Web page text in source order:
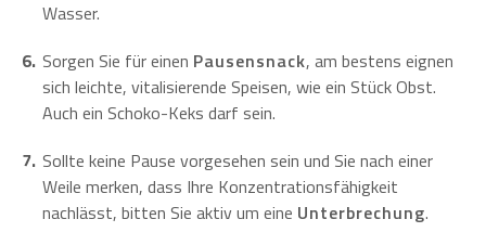
Wasser.
Sorgen Sie für einen Pausensnack, am bestens eignen
sich leichte, vitalisierende Speisen, wie ein Stück Obst.
Auch ein Schoko-Keks darf sein.
Sollte keine Pause vorgesehen sein und Sie nach einer
Weile merken, dass Ihre Konzentrationsfähigkeit
nachlässt, bitten Sie aktiv um eine Unterbrechung.